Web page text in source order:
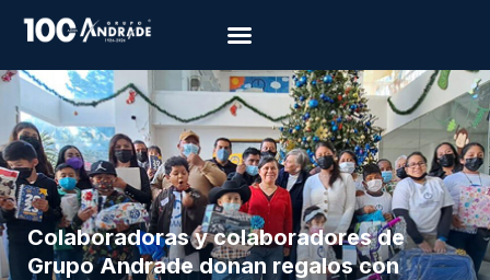
Colaboradoras y colaboradores de
Grupo Andrade donan regalos con